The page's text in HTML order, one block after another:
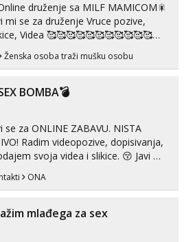
druženje sa MILF MAMICOM🎇
mi se za druženje Vruce pozive,
Videa 🥰🥰🥰🥰🥰🥰🥰🥰🥰🥰🥰🥰
Solo ili sa partnerom ili kolegicama
mi se porukom WhatsApp ili
👉@enafriedrichkis 🤬NE
Ženska osoba traži mušku osobu
BOMBA💣
se za ONLINE ZABAVU. NISTA
dopisivanja,
svoja videa i slikice. 😚 Javi mi
Telegram. +385 91 723 0045
ONA
mlađega za sex